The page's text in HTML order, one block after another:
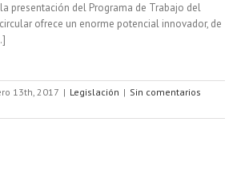
presentación del Programa de Trabajo del
ofrece un enorme potencial innovador, de
13th, 2017 | Legislación | Sin comentarios